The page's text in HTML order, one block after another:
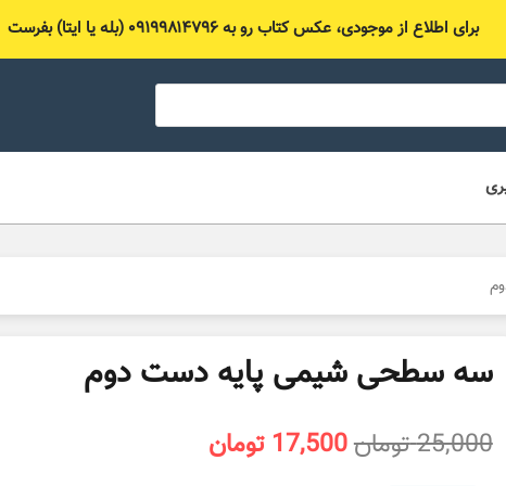
برای اطلاع از موجودی، عکس کتاب رو به ۰۹۱۹۹۸۱۴۷۹۶ (بله یا ایتا) بفرست
سه سطحی شیمی پایه دست دوم
25,000تومانقیمت
17,500 تومان